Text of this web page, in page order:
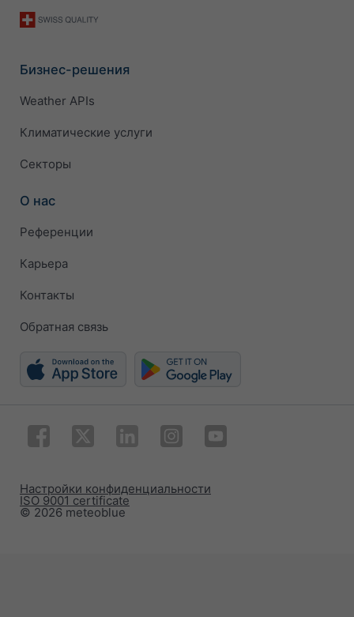
Бизнес-решения
Weather APIs
Климатические услуги
Секторы
О нас
Референции
Карьера
Контакты
Обратная связь
© 2026 meteoblue
ISO 9001 certificate
Настройки конфиденциальности